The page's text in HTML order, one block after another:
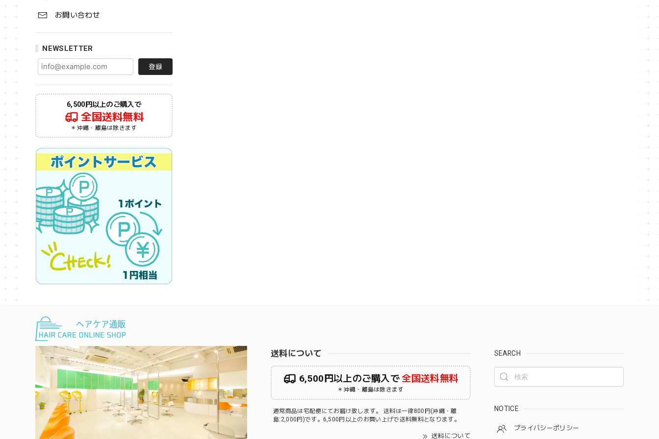
お問い合わせ
NEWSLETTER
登録
6,500円以上のご購入で
全国送料無料
＊沖縄・離島は除きます
送料について
6,500円以上のご購入で全国送料無料
＊沖縄・離島は除きます
通常商品は宅配便にてお届け致します。 送料は一律800円(沖縄・離
島:2,000円)です。6,500円以上のお買い上げで送料無料となります。
送料について
SEARCH
NOTICE
プライバシーポリシー